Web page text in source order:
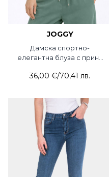
JOGGY
Дамска спортно-
елегантна блуза с принт
36,00 €/70,41 лв.